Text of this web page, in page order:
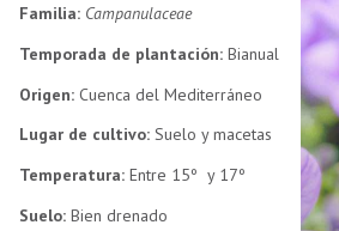
Familia: Campanulaceae
Temporada de plantación: Bianual
Origen: Cuenca del Mediterráneo
Lugar de cultivo:Suelo y macetas
Temperatura: Entre 15º y 17º
Suelo: Bien drenado